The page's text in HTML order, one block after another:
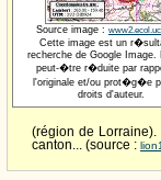
Source image :
Cette image est un
recherche de Google Image.
peut-�tre r�duite par
l'originale et/ou prot�g�e
droits d'auteur.
(région de
canton... (source :